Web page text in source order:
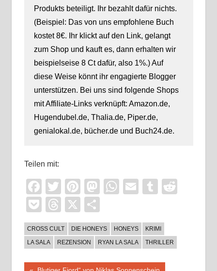
Produkts beteiligt. Ihr bezahlt dafür nichts.
(Beispiel: Das von uns empfohlene Buch
kostet 8€. Ihr klickt auf den Link, gelangt
zum Shop und kauft es, dann erhalten wir
beispielseise 8 Ct dafür, also 1%.) Auf
diese Weise könnt ihr engagierte Blogger
unterstützen. Bei uns sind folgende Shops
mit Affiliate-Links verknüpft: Amazon.de,
Hugendubel.de, Thalia.de, Piper.de,
genialokal.de, bücher.de und Buch24.de.
Teilen mit:
Facebook
TwitterPinterest
Mastodon
WhatsApp
EmailTumblr
PocketThreads
X
CROSS CULT DIE HONEYS HONEYS
KRIMI
LA SALA
REZENSION RYAN LA SALA THRILLER
Vorheriger